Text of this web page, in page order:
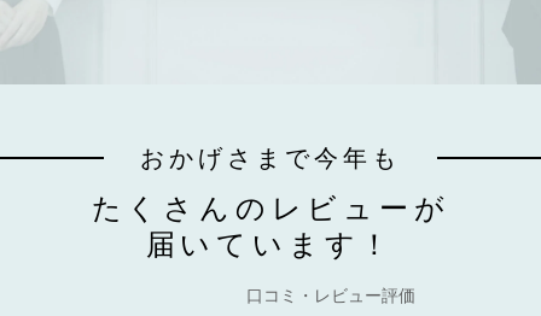
おかげさまで今年も
たくさんのレビューが
届いています！
口コミ・レビュー評価